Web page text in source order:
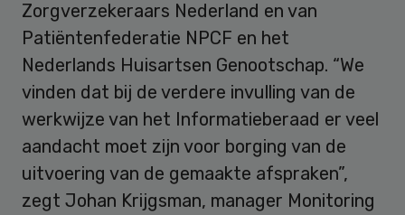
Zorgverzekeraars Nederland en van
Patiëntenfederatie NPCF en het
Nederlands Huisartsen Genootschap. “We
vinden dat bij de verdere invulling van de
werkwijze van het Informatieberaad er veel
aandacht moet zijn voor borging van de
uitvoering van de gemaakte afspraken”,
zegt Johan Krijgsman, manager Monitoring